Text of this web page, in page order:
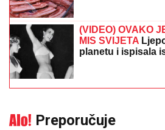
(VIDEO) OVAKO
MIS SVIJETA
planetu i ispisala
Preporučuje